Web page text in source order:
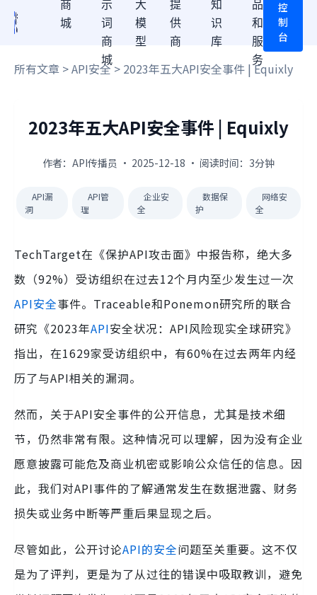
商
城
示
词
商
城
大
模
型
提
供
商
知
识
库
品
和
服
务
控
制
台
所有文章 >API安全> 2023年五大API安全事件 | Equixly
2023年五大API安全事件 | Equixly
作者：API传播员 · 2025-12-18 · 阅读时间：3分钟
API漏
洞
API管
理
企业安
全
数据保
护
网络安
全
TechTarget在《保护API攻击面》中报告称，绝大多
数（92%）受访组织在过去12个月内至少发生过一次
API安全事件。Traceable和Ponemon研究所的联合
研究《2023年API安全状况：API风险现实全球研究》
指出，在1629家受访组织中，有60%在过去两年内经
历了与API相关的漏洞。
然而，关于API安全事件的公开信息，尤其是技术细
节，仍然非常有限。这种情况可以理解，因为没有企业
愿意披露可能危及商业机密或影响公众信任的信息。因
此，我们对API事件的了解通常发生在数据泄露、财务
损失或业务中断等严重后果显现之后。
尽管如此，公开讨论API的安全问题至关重要。这不仅
是为了评判，更是为了从过往的错误中吸取教训，避免